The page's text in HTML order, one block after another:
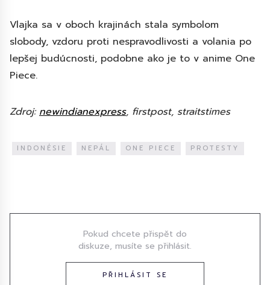
Vlajka sa v oboch krajinách stala symbolom
slobody, vzdoru proti nespravodlivosti a volania po
lepšej budúcnosti, podobne ako je to v anime One
Piece.
Zdroj: newindianexpress, firstpost, straitstimes
INDONÉSIE NEPÁL ONE PIECE PROTESTY
Pokud chcete přispět do
diskuze, musíte se přihlásit.
PŘIHLÁSIT SE